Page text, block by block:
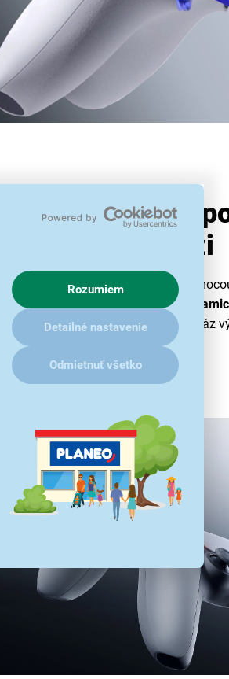
Rozumiem
Detailné nastavenie
Odmietnuť všetko
väzba, ktorú
vlastnej koži
koži spätnú väzbu z akcie v hre
tradičné vibračné motory. Tieto
všetkého, od okolia až po spätný ráz